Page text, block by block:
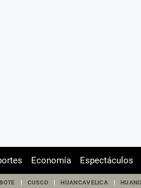
Economía Espectáculos
CUSCO HUANCAVELICA